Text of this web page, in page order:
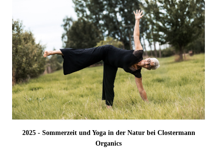
2025 - Sommerzeit und Yoga in der Natur bei Clostermann
Organics